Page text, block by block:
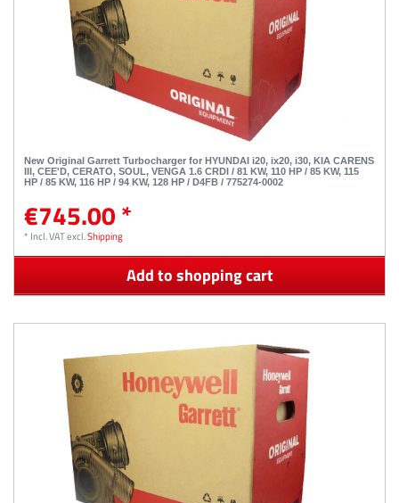
New Original Garrett Turbocharger for HYUNDAI i20, ix20, i30, KIA CARENS
III, CEE'D, CERATO, SOUL, VENGA 1.6 CRDI / 81 KW, 110 HP / 85 KW, 115
HP / 85 KW, 116 HP / 94 KW, 128 HP / D4FB / 775274-0002
€745.00 *
* Incl. VATexcl.Shipping
Add to shopping cart